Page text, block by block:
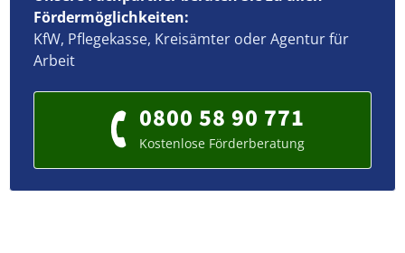
Fördermöglichkeiten:
KfW, Pflegekasse, Kreisämter oder Agentur für
Arbeit
0800 58 90 771
Kostenlose Förderberatung